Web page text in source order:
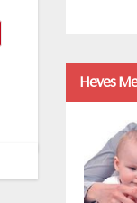
Heves